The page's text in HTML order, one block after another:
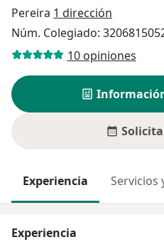
Pereira 1 dirección
Núm. Colegiado:
10 opiniones
Experiencia Servicios
Experiencia